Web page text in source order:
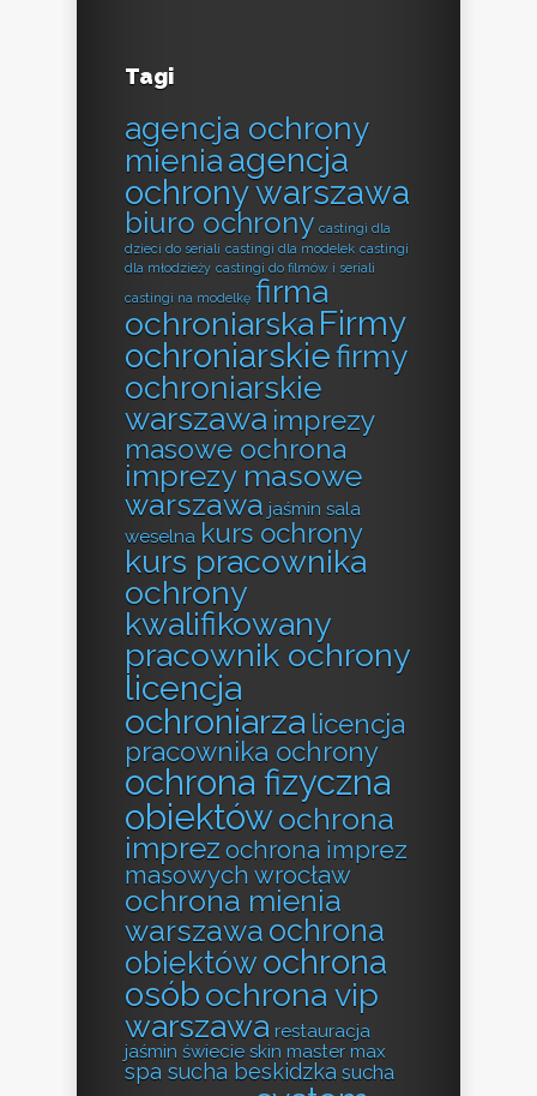
Tagi
agencja ochrony
mieniaagencja
ochrony warszawa
biuro ochrony castingi dla
dzieci do seriali castingi dla modelek castingi
dla młodzieży castingi do filmów i seriali
castingi na modelkę firma
ochroniarska Firmy
ochroniarskiefirmy
ochroniarskie
warszawa imprezy
masowe ochrona
imprezy masowe
warszawa jaśmin sala
weselna kurs ochrony
kurs pracownika
ochrony
kwalifikowany
pracownik ochrony
licencja
ochroniarza licencja
pracownika ochrony
ochrona fizyczna
obiektówochrona
imprez ochrona imprez
masowych wrocław
ochrona mienia
warszawa ochrona
obiektów ochrona
osóbochrona vip
warszawa restauracja
jaśmin świecie skin master max
spa sucha beskidzka sucha